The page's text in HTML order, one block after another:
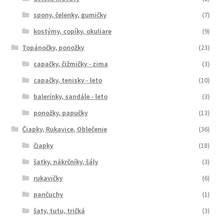
spony, čelenky, gumičky
(7)
kostýmy, copíky, okuliare
(9)
Topánočky, ponožky
(23)
capačky, čižmičky - zima
(3)
capačky, tenisky - leto
(10)
balerínky, sandále - leto
(3)
ponožky, papučky
(13)
Čiapky, Rukavice, Oblečenie
(36)
čiapky
(18)
šatky, nákrčníky, šály
(3)
rukavičky
(6)
pančuchy
(1)
šaty, tutu, tričká
(3)